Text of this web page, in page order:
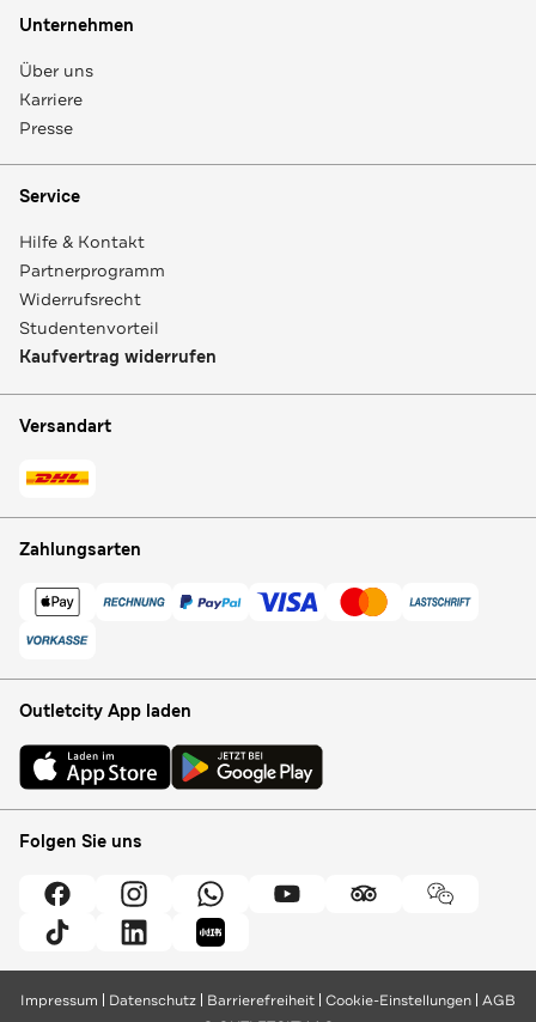
Unternehmen
Über uns
Karriere
Presse
Service
Hilfe & Kontakt
Partnerprogramm
Widerrufsrecht
Studentenvorteil
Kaufvertrag widerrufen
Versandart
Zahlungsarten
Outletcity App laden
Folgen Sie uns
Impressum Datenschutz Barrierefreiheit Cookie-Einstellungen AGB